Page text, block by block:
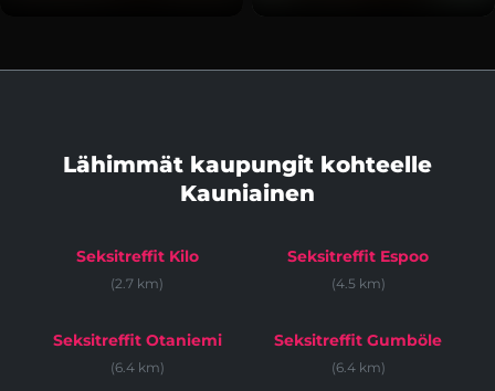
Lähimmät kaupungit kohteelle
Kauniainen
Seksitreffit Kilo
(2.7 km)
Seksitreffit Espoo
(4.5 km)
Seksitreffit Otaniemi
(6.4 km)
Seksitreffit Gumböle
(6.4 km)